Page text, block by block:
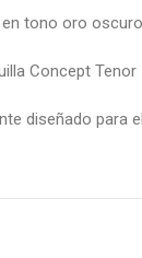
en tono oro oscuro
Concept Tenor
diseñado para